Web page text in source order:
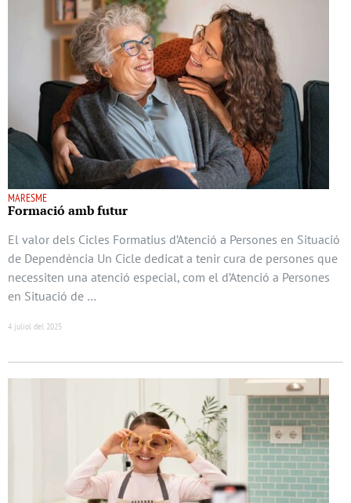
MARESME
Formació amb futur
El valor dels Cicles Formatius d’Atenció a Persones en Situació
de Dependència Un Cicle dedicat a tenir cura de persones que
necessiten una atenció especial, com el d’Atenció a Persones
en Situació de …
4 juliol del 2025